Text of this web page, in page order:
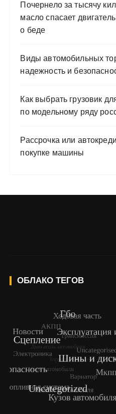
Почернело за тысячу
масло спасает
о беде
Виды автомобильных
надежность и
Как выбрать грузовик
по модельному ряду
Рассрочка или
покупке машины
ОБЛАКО ТЕГОВ